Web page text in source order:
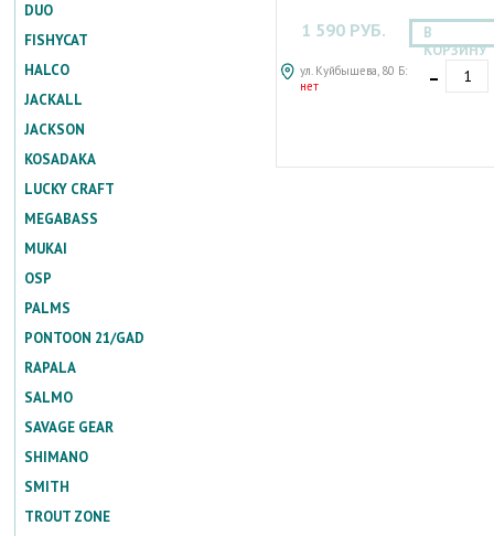
DUO
FISHYCAT
HALCO
JACKALL
JACKSON
KOSADAKA
LUCKY CRAFT
MEGABASS
MUKAI
OSP
PALMS
PONTOON 21/GAD
RAPALA
SALMO
SAVAGE GEAR
SHIMANO
SMITH
TROUT ZONE
1 590 РУБ.
ул. Куйбышева, 80 Б:
нет
В
КОРЗИНУ
-